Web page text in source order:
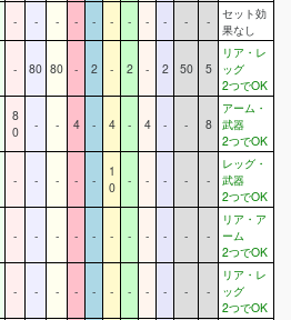
- - - - - - - - - - -
セット効
果なし
- 80 80 - 2 - 2 - 2 50 5
リア・レ
ッグ
2つでOK
8
0
- - 4 - 4 - 4 - - 8
アーム・
武器
2つでOK
- - - - -
1
0
- - - - -
レッグ・
武器
2つでOK
- - - - - - - - - - -
リア・ア
ーム
2つでOK
- - - - - - - - - - -
リア・レ
ッグ
2つでOK